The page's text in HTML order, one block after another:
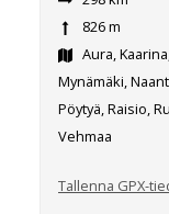
826 m
Aura,
Mynämäki,
Pöytyä, Raisio,
Vehmaa
Tallenna GPX-